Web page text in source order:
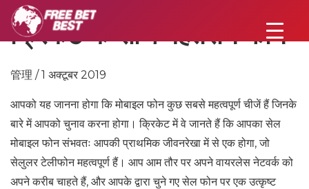
क्रिकेट के साथ बेहतरीन फोन
管理 / 1 अक्टूबर 2019
आपको यह जानना होगा कि मोबाइल फोन कुछ सबसे महत्वपूर्ण चीजें हैं जिनके
बारे में आपको चुनाव करना होगा। क्रिकेट में वे जानते हैं कि आपका सेल
मोबाइल फोन संभवतः आपकी प्राथमिक जीवनरेखा में से एक होगा, जो
सेलुलर टेलीफोन महत्वपूर्ण हैं। आप आम तौर पर अपने वायरलेस नेटवर्क को
अपने करीब चाहते हैं, और आपके द्वारा चुने गए सेल फोन पर एक उत्कृष्ट